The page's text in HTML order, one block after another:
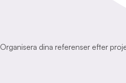
Organisera dina referenser efter